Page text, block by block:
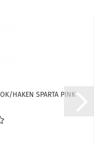
HAKEN SPARTA PINK